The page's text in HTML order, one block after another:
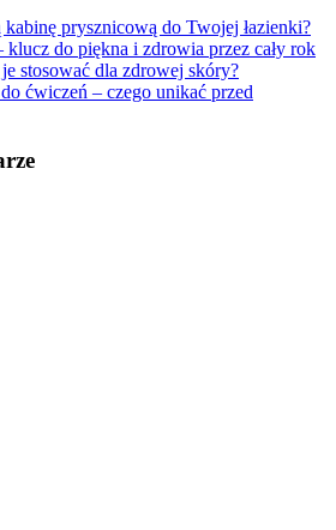
prysznicową do Twojej łazienki?
do piękna i zdrowia przez cały rok
stosować dla zdrowej skóry?
ćwiczeń – czego unikać przed